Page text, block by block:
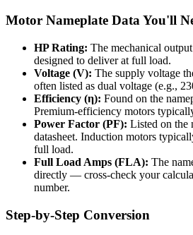
Motor Nameplate Data You'll
HP Rating: The mechanical
designed to deliver at full load.
Voltage (V): The supply voltage
often listed as dual voltage (e.g.,
Efficiency (η): Found on the
Premium-efficiency motors
Power Factor (PF): Listed on the
datasheet. Induction motors
full load.
Full Load Amps (FLA): The
directly — cross-check your
number.
Step-by-Step Conversion